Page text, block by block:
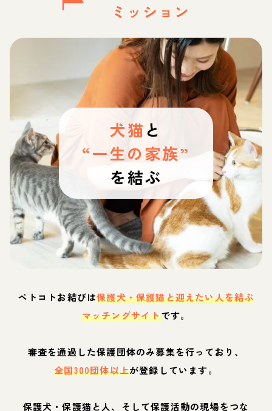
ミッション
犬猫 と
“一生の家族”
を結ぶ
ペトコトお結びは保護犬・保護猫と迎えたい人を結ぶ
マッチングサイトです。
審査を通過した保護団体のみ募集を行っており、
全国300団体以上が登録しています。
保護犬・保護猫と人、そして保護活動の現場をつな